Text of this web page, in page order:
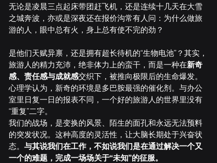
无论是凌晨三点起床带团赶飞机，还是连续十几天在大雪
之城奔波，亦或是深夜还在报价沟常有人问：为什么做旅
游的人，眼中总有火，身上总有使不完的劲？
是他们天赋异禀，还是拥有超长待机的“生物电池”？其实，
旅游人的精力充沛，绝非体力上的蛮干，而是一种在新奇
感、责任感与成就感交织下，被推向极限后的生命爆发。
心理学认为，新奇的环境是多巴胺最强的催化剂。与办公
室里日复一日的报表不同，一个好的旅游人的世界里没有
“重复”二字。
我们的战场，是变换的风景、陌生的面孔和永远无法预料
的突发状况。这种高度的灵活性，让大脑长期处于兴奋状
态。 与其说我们在工作，不如说我们是在通过解决一个又
一个的难题，完成一场场关于“未知”的征服。